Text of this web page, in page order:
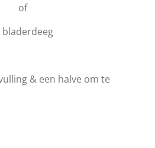
of
bladerdeeg
& een halve om te